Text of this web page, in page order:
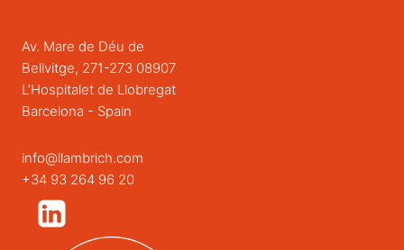
Av. Mare de Déu de
Bellvitge, 271-273 08907
L’Hospitalet de Llobregat
Barcelona - Spain
info@llambrich.com
+34 93 264 96 20